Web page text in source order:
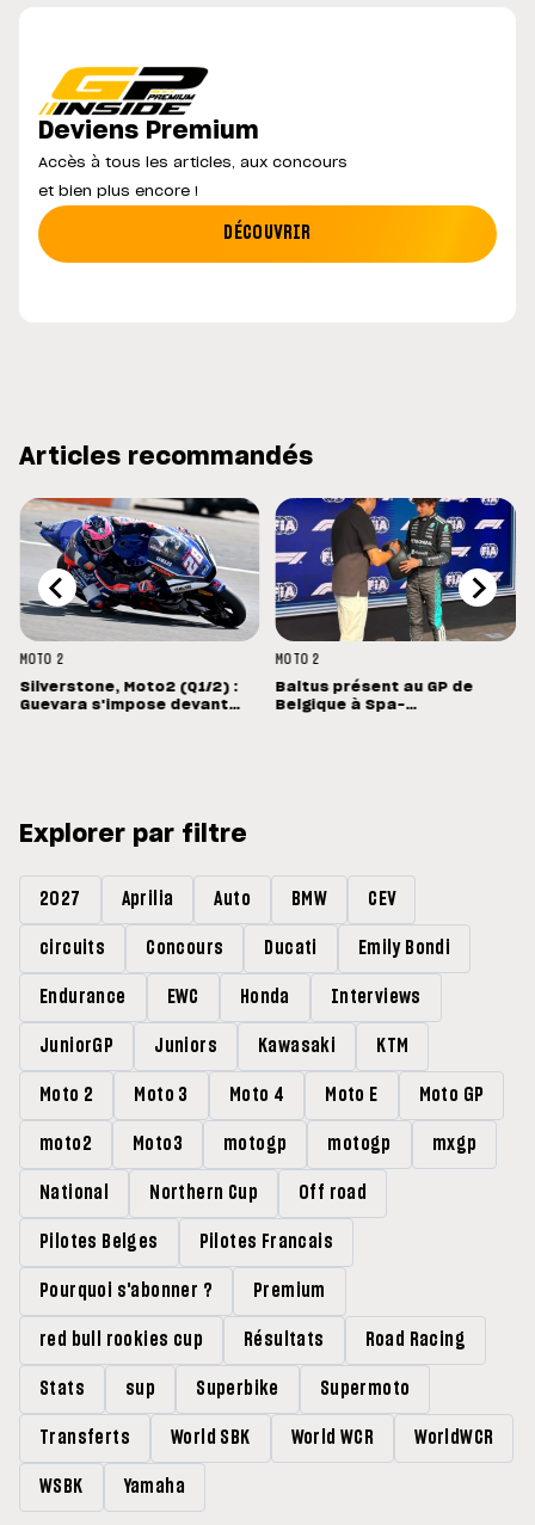
Deviens Premium
Accès à tous les articles, aux concours
et bien plus encore !
DÉCOUVRIR
Articles recommandés
MOTO 2
Silverstone, Moto2 (Q1/2) :
Guevara s'impose devant
MOTO 2
Baltus présent au GP de
Belgique à Spa-
Explorer par filtre
2027 Aprilia Auto BMW CEV
circuits Concours Ducati Emily Bondi
Endurance EWC Honda Interviews
JuniorGP Juniors Kawasaki KTM
Moto 2 Moto 3 Moto 4 Moto E Moto GP
moto2 Moto3 motogp motogp mxgp
National Northern Cup Off road
Pilotes Belges Pilotes Francais
Pourquoi s'abonner ? Premium
red bull rookies cup Résultats Road Racing
Stats sup Superbike Supermoto
Transferts World SBK World WCR WorldWCR
WSBK Yamaha